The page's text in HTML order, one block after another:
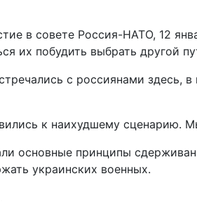
в совете Россия-НАТО, 12
их побудить выбрать другой
с россиянами здесь,
к наихудшему сценарию.
основные принципы
украинских военных.